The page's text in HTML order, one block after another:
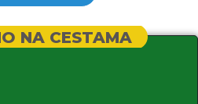
NA CESTAMA